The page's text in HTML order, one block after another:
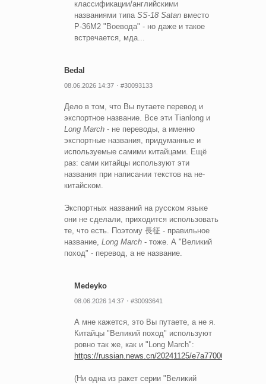
классификации/английскими
названиями типа SS-18 Satan вместо
Р-36М2 "Воевода" - но даже и такое
встречается, мда...
Bedal
08.06.2026 14:37 #30093133
Дело в том, что Вы путаете перевод и
экспортное название. Все эти Tianlong и
Long March - не переводы, а именно
экспортные названия, придуманные и
используемые самими китайцами. Ещё
раз: сами китайцы используют эти
названия при написании текстов на не-
китайском.
Экспортных названий на русском языке
они не сделали, приходится использовать
те, что есть. Поэтому 長征 - правильное
название, Long March - тоже. А "Великий
поход" - перевод, а не название.
Medeyko
08.06.2026 14:37 #30093641
А мне кажется, это Вы путаете, а не я.
Китайцы "Великий поход" используют
ровно так же, как и "Long March":
https://russian.news.cn/20241125/
(Ни одна из ракет серии "Великий